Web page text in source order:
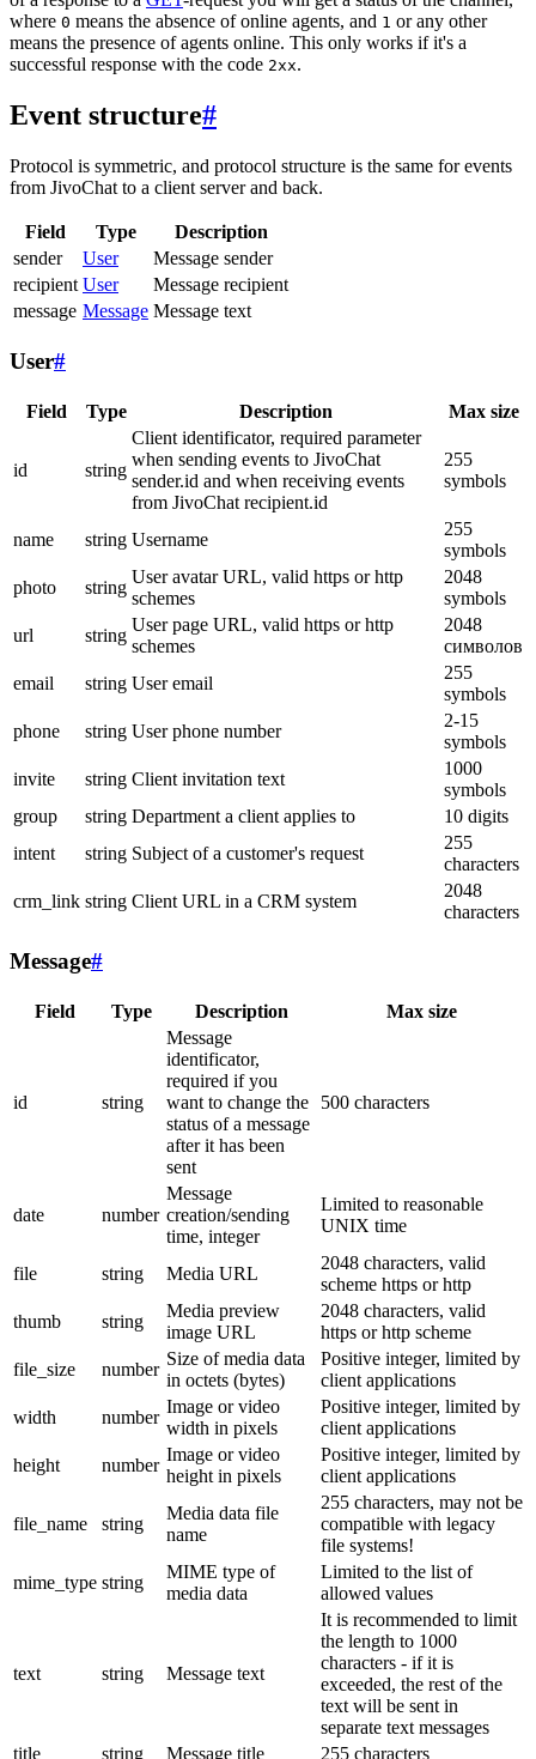
where 0 means the absence of online agents, and 1 or any other
means the presence of agents online. This only works if it's a
successful response with the code 2xx.
Event structure#
Protocol is symmetric, and protocol structure is the same for events
from JivoChat to a client server and back.
Field Type
Description
sender
User
Message sender
recipient User
Message recipient
message Message Message text
User#
Field Type Description Max size
id string
Client identificator, required parameter
when sending events to JivoChat
sender.id and when receiving events
from JivoChat recipient.id
255
symbols
name string Username
255
symbols
photo
string
User avatar URL, valid https or http
schemes
2048
symbols
url
string
User page URL, valid https or http
schemes
2048
символов
email
string User email
255
symbols
phone
string User phone number
2-15
symbols
invite
string Client invitation text
1000
symbols
group
string Department a client applies to
10 digits
intent
string Subject of a customer's request
255
characters
crm_link string Client URL in a CRM system
2048
characters
Message#
Field Type Description Max size
id string
Message
identificator,
required if you
want to change the
status of a message
after it has been
sent
500 characters
date number
Message
creation/sending
time, integer
Limited to reasonable
UNIX time
file string Media URL
2048 characters, valid
scheme https or http
thumb
string
Media preview
image URL
2048 characters, valid
https or http scheme
file_size
number
Size of media data
in octets (bytes)
Positive integer, limited by
client applications
width
number
Image or video
width in pixels
Positive integer, limited by
client applications
height
number
Image or video
height in pixels
Positive integer, limited by
client applications
file_name string
Media data file
name
255 characters, may not be
compatible with legacy
file systems!
mime_type string
MIME type of
media data
Limited to the list of
allowed values
text string Message text
It is recommended to limit
the length to 1000
characters - if it is
exceeded, the rest of the
text will be sent in
separate text messages
title
string Message title
255 characters